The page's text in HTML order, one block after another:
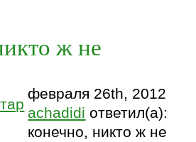
ж не
февраля 26th, 2012
achadidi ответил(а):
конечно, никто ж не